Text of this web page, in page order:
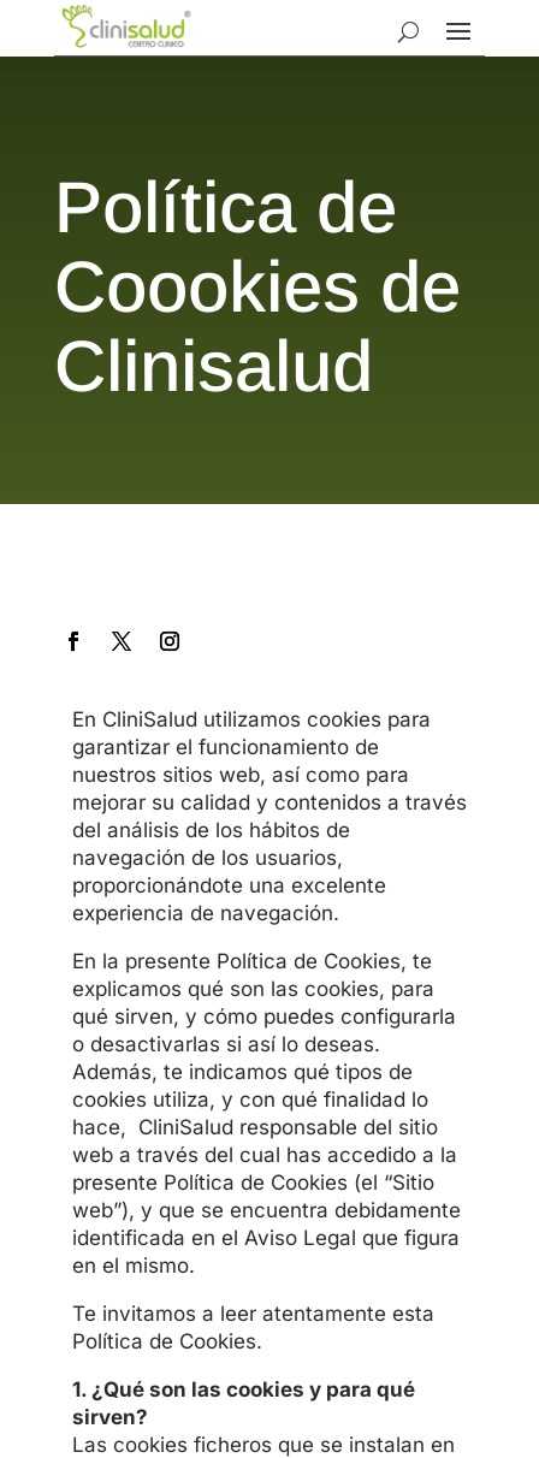
Política de
Coookies de
Clinisalud
En CliniSalud utilizamos cookies para
garantizar el funcionamiento de
nuestros sitios web, así como para
mejorar su calidad y contenidos a través
del análisis de los hábitos de
navegación de los usuarios,
proporcionándote una excelente
experiencia de navegación.
En la presente Política de Cookies, te
explicamos qué son las cookies, para
qué sirven, y cómo puedes configurarla
o desactivarlas si así lo deseas.
Además, te indicamos qué tipos de
cookies utiliza, y con qué finalidad lo
hace, CliniSalud responsable del sitio
web a través del cual has accedido a la
presente Política de Cookies (el “Sitio
web”), y que se encuentra debidamente
identificada en el Aviso Legal que figura
en el mismo.
Te invitamos a leer atentamente esta
Política de Cookies.
1. ¿Qué son las cookies y para qué
sirven?
Las cookies ficheros que se instalan en